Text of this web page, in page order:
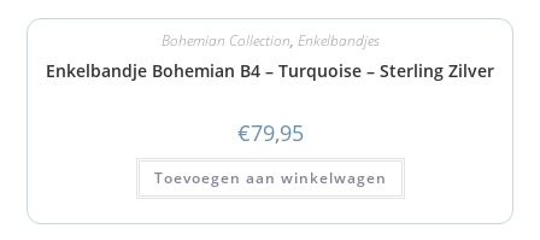
Bohemian Collection, Enkelbandjes
Enkelbandje Bohemian B4 – Turquoise – Sterling Zilver
€79,95
Toevoegen aan winkelwagen